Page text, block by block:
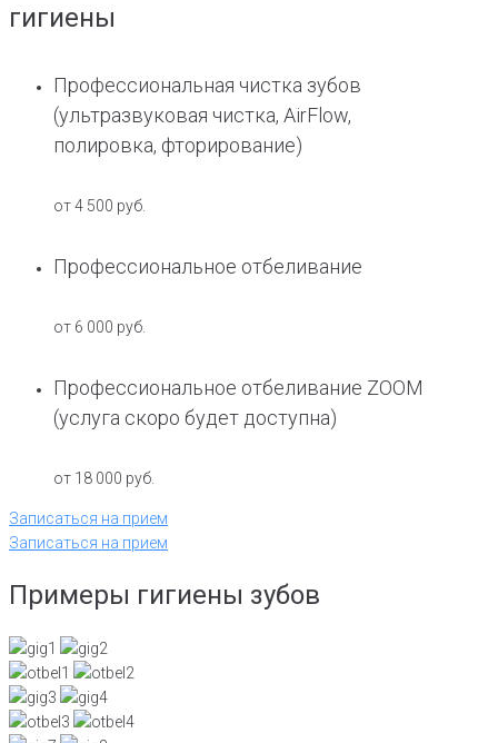
гигиены
Профессиональная чистка зубов
(ультразвуковая чистка, AirFlow,
полировка, фторирование)
от 4 500 руб.
Профессиональное отбеливание
от 6 000 руб.
Профессиональное отбеливание ZOOM
(услуга скоро будет доступна)
от 18 000 руб.
Записаться на прием
Записаться на прием
Примеры гигиены зубов